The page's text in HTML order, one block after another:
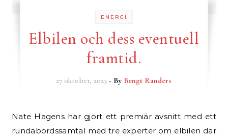
ENERGI
Elbilen och dess eventuell
framtid.
27 oktober, 2023 - By Bengt Randers
Nate Hagens har gjort ett premiär avsnitt med ett
rundabordssamtal med tre experter om elbilen där